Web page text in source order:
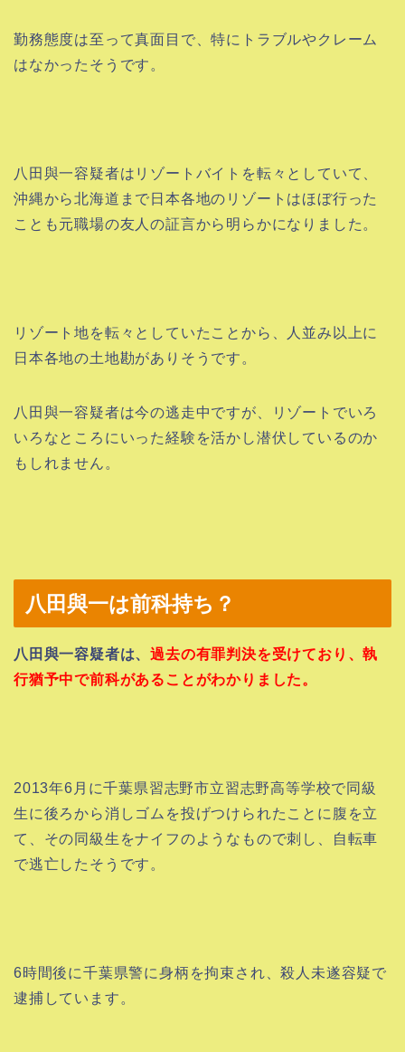
勤務態度は至って真面目で、特にトラブルやクレーム
はなかったそうです。
八田與一容疑者はリゾートバイトを転々としていて、
沖縄から北海道まで日本各地のリゾートはほぼ行った
ことも元職場の友人の証言から明らかになりました。
リゾート地を転々としていたことから、人並み以上に
日本各地の土地勘がありそうです。
八田與一容疑者は今の逃走中ですが、リゾートでいろ
いろなところにいった経験を活かし潜伏しているのか
もしれません。
八田與一は前科持ち？
八田與一容疑者は、過去の有罪判決を受けており、執
行猶予中で前科があることがわかりました。
2013年6月に千葉県習志野市立習志野高等学校で同級
生に後ろから消しゴムを投げつけられたことに腹を立
て、その同級生をナイフのようなもので刺し、自転車
で逃亡したそうです。
6時間後に千葉県警に身柄を拘束され、殺人未遂容疑で
逮捕しています。